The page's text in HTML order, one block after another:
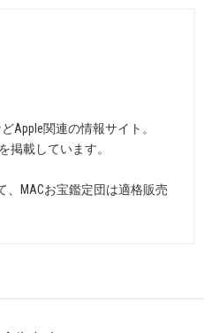
Apple関連の情報サイト。
掲載しています。
、MACお宝鑑定団は適格販売